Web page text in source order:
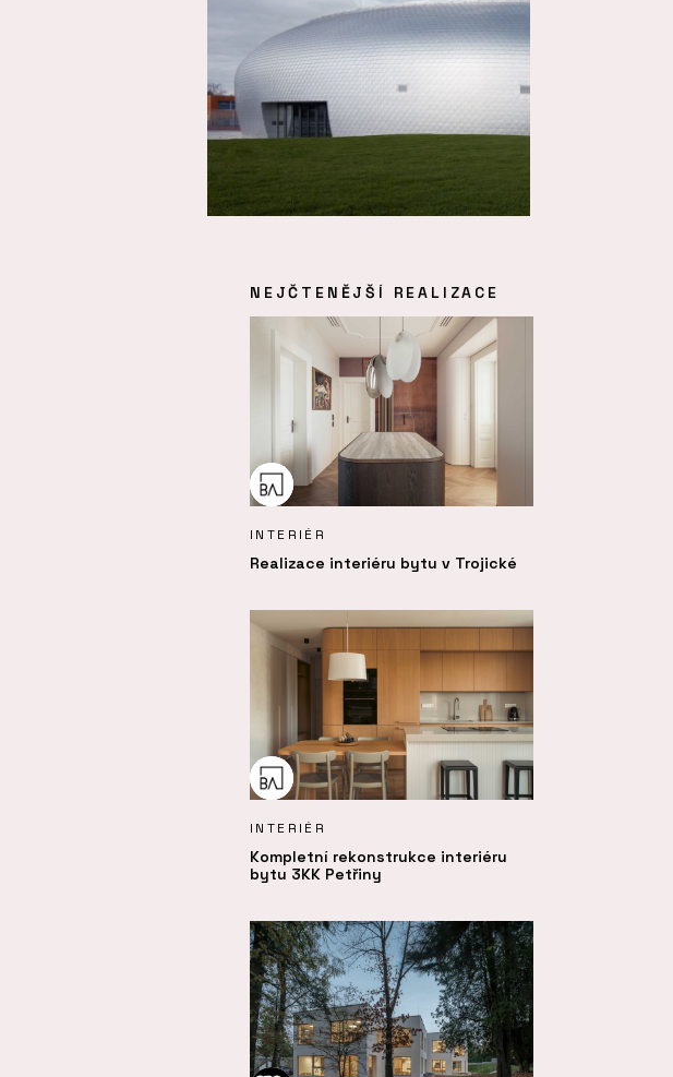
NEJČTENĚJŠÍ REALIZACE
INTERIÉR
Realizace interiéru bytu v Trojické
INTERIÉR
Kompletní rekonstrukce interiéru
bytu 3KK Petřiny